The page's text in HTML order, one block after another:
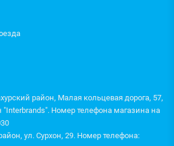
район, Малая кольцевая дорога, 57,
"Interbrands". Номер телефона магазина на
ул. Сурхон, 29. Номер телефона: